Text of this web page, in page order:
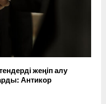
жеңіп алу
Антикор